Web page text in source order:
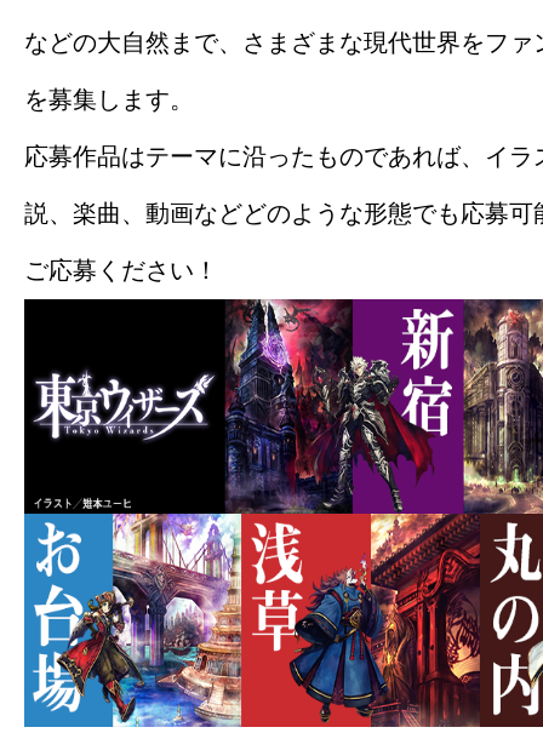
などの大自然まで、さまざまな現代世界をフ
を募集します。
応募作品はテーマに沿ったものであれば、イ
説、楽曲、動画などどのような形態でも応募可
ご応募ください！